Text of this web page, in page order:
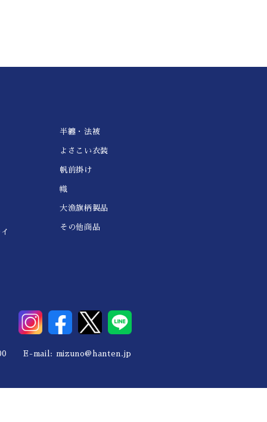
半纏・法被
よさこい衣装
帆前掛け
幟
大漁旗柄製品
その他商品
E-mail: mizuno@hanten.jp